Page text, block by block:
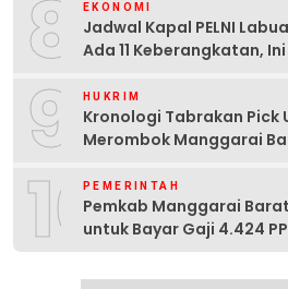
8 EKONOMI
Jadwal Kapal PELNI
Ada 11 Keberangkatan,
9 HUKRIM
Kronologi Tabrakan Pick
Merombok Manggarai
10PEMERINTAH
Pemkab Manggarai
untuk Bayar Gaji 4.424